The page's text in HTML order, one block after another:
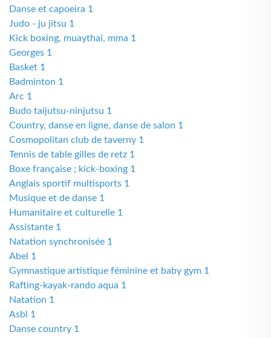
Danse et capoeira 1
Judo - ju jitsu 1
Kick boxing, muaythai, mma 1
Georges 1
Basket 1
Badminton 1
Arc 1
Budo taijutsu-ninjutsu 1
Country, danse en ligne, danse de salon 1
Cosmopolitan club de taverny 1
Tennis de table gilles de retz 1
Boxe française ; kick-boxing 1
Anglais sportif multisports 1
Musique et de danse 1
Humanitaire et culturelle 1
Assistante 1
Natation synchronisée 1
Abel 1
Gymnastique artistique féminine et baby gym 1
Rafting-kayak-rando aqua 1
Natation 1
Asbl 1
Danse country 1